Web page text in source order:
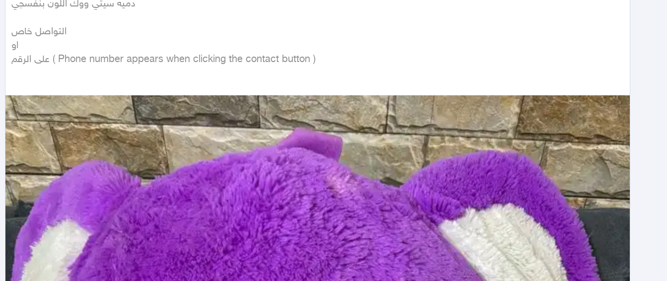
دميه سيتي ووك اللون بنفسجي
التواصل خاص
او
على الرقم ( Phone number appears when clicking the contact button )